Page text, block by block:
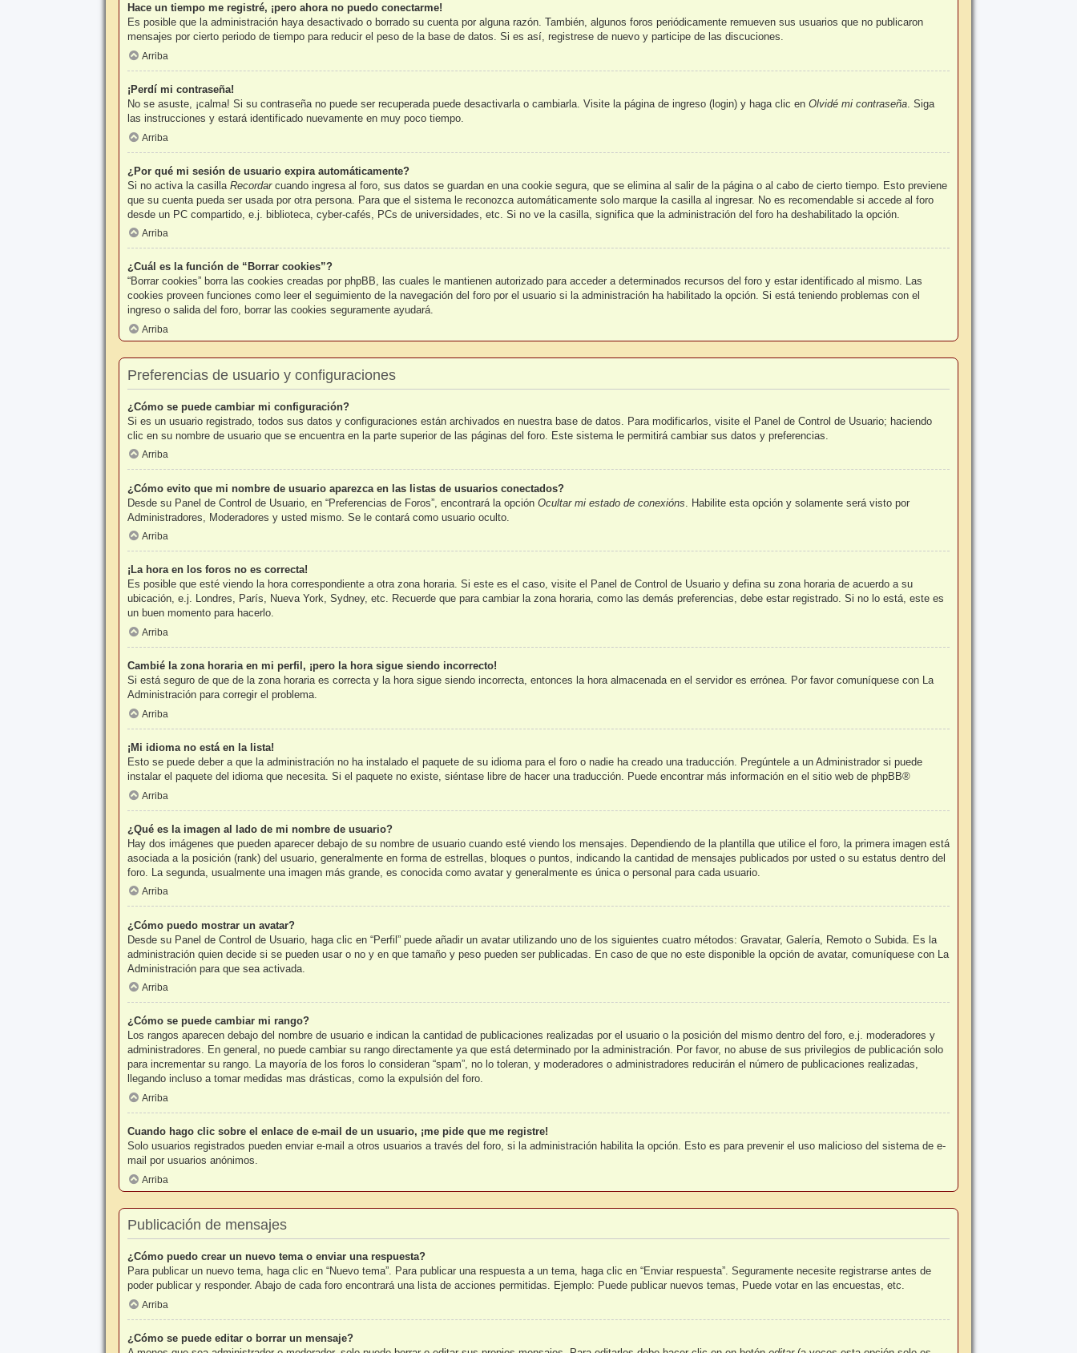
Hace un tiempo me registré, ¡pero ahora no puedo conectarme!
Es posible que la administración haya desactivado o borrado su cuenta por alguna razón. También, algunos foros periódicamente remueven sus usuarios que no publicaron
mensajes por cierto periodo de tiempo para reducir el peso de la base de datos. Si es así, registrese de nuevo y participe de las discuciones.
Arriba
¡Perdí mi contraseña!
No se asuste, ¡calma! Si su contraseña no puede ser recuperada puede desactivarla o cambiarla. Visite la página de ingreso (login) y haga clic en Olvidé mi contraseña. Siga
las instrucciones y estará identificado nuevamente en muy poco tiempo.
Arriba
¿Por qué mi sesión de usuario expira automáticamente?
Si no activa la casilla Recordarcuando ingresa al foro, sus datos se guardan en una cookie segura, que se elimina al salir de la página o al cabo de cierto tiempo. Esto previene
que su cuenta pueda ser usada por otra persona. Para que el sistema le reconozca automáticamente solo marque la casilla al ingresar. No es recomendable si accede al foro
desde un PC compartido, e.j. biblioteca, cyber-cafés, PCs de universidades, etc. Si no ve la casilla, significa que la administración del foro ha deshabilitado la opción.
Arriba
¿Cuál es la función de “Borrar cookies”?
“Borrar cookies” borra las cookies creadas por phpBB, las cuales le mantienen autorizado para acceder a determinados recursos del foro y estar identificado al mismo. Las
cookies proveen funciones como leer el seguimiento de la navegación del foro por el usuario si la administración ha habilitado la opción. Si está teniendo problemas con el
ingreso o salida del foro, borrar las cookies seguramente ayudará.
Arriba
Preferencias de usuario y configuraciones
¿Cómo se puede cambiar mi configuración?
Si es un usuario registrado, todos sus datos y configuraciones están archivados en nuestra base de datos. Para modificarlos, visite el Panel de Control de Usuario; haciendo
clic en su nombre de usuario que se encuentra en la parte superior de las páginas del foro. Este sistema le permitirá cambiar sus datos y preferencias.
Arriba
¿Cómo evito que mi nombre de usuario aparezca en las listas de usuarios conectados?
Desde su Panel de Control de Usuario, en “Preferencias de Foros”, encontrará la opción Ocultar mi estado de conexións . Habilite esta opción y solamente será visto por
Administradores, Moderadores y usted mismo. Se le contará como usuario oculto.
Arriba
¡La hora en los foros no es correcta!
Es posible que esté viendo la hora correspondiente a otra zona horaria. Si este es el caso, visite el Panel de Control de Usuario y defina su zona horaria de acuerdo a su
ubicación, e.j. Londres, París, Nueva York, Sydney, etc. Recuerde que para cambiar la zona horaria, como las demás preferencias, debe estar registrado. Si no lo está, este es
un buen momento para hacerlo.
Arriba
Cambié la zona horaria en mi perfil, ¡pero la hora sigue siendo incorrecto!
Si está seguro de que de la zona horaria es correcta y la hora sigue siendo incorrecta, entonces la hora almacenada en el servidor es errónea. Por favor comuníquese con La
Administración para corregir el problema.
Arriba
¡Mi idioma no está en la lista!
Esto se puede deber a que la administración no ha instalado el paquete de su idioma para el foro o nadie ha creado una traducción. Pregúntele a un Administrador si puede
instalar el paquete del idioma que necesita. Si el paquete no existe, siéntase libre de hacer una traducción. Puede encontrar más información en el sitio web de phpBB®
Arriba
¿Qué es la imagen al lado de mi nombre de usuario?
Hay dos imágenes que pueden aparecer debajo de su nombre de usuario cuando esté viendo los mensajes. Dependiendo de la plantilla que utilice el foro, la primera imagen está
asociada a la posición (rank) del usuario, generalmente en forma de estrellas, bloques o puntos, indicando la cantidad de mensajes publicados por usted o su estatus dentro del
foro. La segunda, usualmente una imagen más grande, es conocida como avatar y generalmente es única o personal para cada usuario.
Arriba
¿Cómo puedo mostrar un avatar?
Desde su Panel de Control de Usuario, haga clic en “Perfil” puede añadir un avatar utilizando uno de los siguientes cuatro métodos: Gravatar, Galería, Remoto o Subida. Es la
administración quien decide si se pueden usar o no y en que tamaño y peso pueden ser publicadas. En caso de que no este disponible la opción de avatar, comuníquese con La
Administración para que sea activada.
Arriba
¿Cómo se puede cambiar mi rango?
Los rangos aparecen debajo del nombre de usuario e indican la cantidad de publicaciones realizadas por el usuario o la posición del mismo dentro del foro, e.j. moderadores y
administradores. En general, no puede cambiar su rango directamente ya que está determinado por la administración. Por favor, no abuse de sus privilegios de publicación solo
para incrementar su rango. La mayoría de los foros lo consideran “spam”, no lo toleran, y moderadores o administradores reducirán el número de publicaciones realizadas,
llegando incluso a tomar medidas mas drásticas, como la expulsión del foro.
Arriba
Cuando hago clic sobre el enlace de e-mail de un usuario, ¡me pide que me registre!
Solo usuarios registrados pueden enviar e-mail a otros usuarios a través del foro, si la administración habilita la opción. Esto es para prevenir el uso malicioso del sistema de e-
mail por usuarios anónimos.
Arriba
Publicación de mensajes
¿Cómo puedo crear un nuevo tema o enviar una respuesta?
Para publicar un nuevo tema, haga clic en “Nuevo tema”. Para publicar una respuesta a un tema, haga clic en “Enviar respuesta”. Seguramente necesite registrarse antes de
poder publicar y responder. Abajo de cada foro encontrará una lista de acciones permitidas. Ejemplo: Puede publicar nuevos temas, Puede votar en las encuestas, etc.
Arriba
¿Cómo se puede editar o borrar un mensaje?